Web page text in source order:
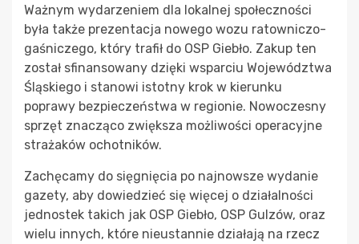
Ważnym wydarzeniem dla lokalnej społeczności
była także prezentacja nowego wozu ratowniczo-
gaśniczego, który trafił do OSP Giebło. Zakup ten
został sfinansowany dzięki wsparciu Województwa
Śląskiego i stanowi istotny krok w kierunku
poprawy bezpieczeństwa w regionie. Nowoczesny
sprzęt znacząco zwiększa możliwości operacyjne
strażaków ochotników.
Zachęcamy do sięgnięcia po najnowsze wydanie
gazety, aby dowiedzieć się więcej o działalności
jednostek takich jak OSP Giebło, OSP Gulzów, oraz
wielu innych, które nieustannie działają na rzecz